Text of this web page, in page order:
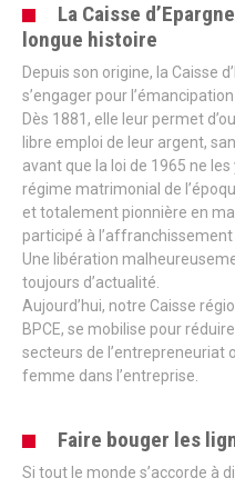
La Caisse
longue histoire
Depuis son origine, la Caisse
s’engager pour
Dès 1881, elle leur permet
libre emploi de leur argent,
avant que la loi de 1965 ne
régime matrimonial de
et totalement pionnière en
participé à
Une libération
toujours d’actualité.
Aujourd’hui, notre Caisse
BPCE, se mobilise pour
secteurs de l’entrepreneuriat
femme dans l’entreprise.
Faire bouger les
Si tout le monde s’accorde à